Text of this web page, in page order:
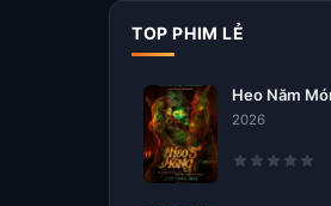
TOP PHIM LẺ
Heo Năm
2026